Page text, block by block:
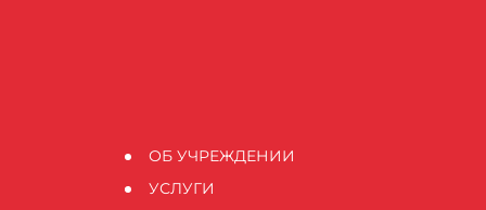
ОБ УЧРЕЖДЕНИИ
УСЛУГИ